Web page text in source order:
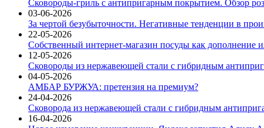
Сковороды-гриль с антипригарным покрытием. Обзор
03-06-2026
За чертой безубыточности. Негативные тенденции в
22-05-2026
Собственный интернет-магазин посуды как дополнение
12-05-2026
Сковороды из нержавеющей стали с гибридным
04-05-2026
АМБАР БУРЖУА: претензия на премиум?
24-04-2026
Сковорода из нержавеющей стали с гибридным
16-04-2026